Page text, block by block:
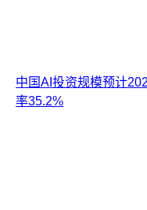
中国AI投资规模预计
率35.2%